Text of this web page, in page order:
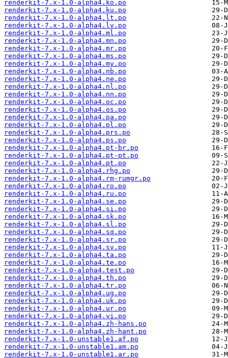
renderkit-7.x-1.0-alpha4.ko.po
renderkit-7.x-1.0-alpha4.ku.po
renderkit-7.x-1.0-alpha4.lt.po
renderkit-7.x-1.0-alpha4.lv.po
renderkit-7.x-1.0-alpha4.ml.po
renderkit-7.x-1.0-alpha4.mn.po
renderkit-7.x-1.0-alpha4.mr.po
renderkit-7.x-1.0-alpha4.ms.po
renderkit-7.x-1.0-alpha4.my.po
renderkit-7.x-1.0-alpha4.nb.po
renderkit-7.x-1.0-alpha4.ne.po
renderkit-7.x-1.0-alpha4.nl.po
renderkit-7.x-1.0-alpha4.nn.po
renderkit-7.x-1.0-alpha4.oc.po
renderkit-7.x-1.0-alpha4.os.po
renderkit-7.x-1.0-alpha4.pa.po
renderkit-7.x-1.0-alpha4.pl.po
renderkit-7.x-1.0-alpha4.prs.po
renderkit-7.x-1.0-alpha4.ps.po
renderkit-7.x-1.0-alpha4.pt-br.po
renderkit-7.x-1.0-alpha4.pt-pt.po
renderkit-7.x-1.0-alpha4.pt.po
renderkit-7.x-1.0-alpha4.rhg.po
renderkit-7.x-1.0-alpha4.rm-rumgr.po
renderkit-7.x-1.0-alpha4.ro.po
renderkit-7.x-1.0-alpha4.ru.po
renderkit-7.x-1.0-alpha4.se.po
renderkit-7.x-1.0-alpha4.si.po
renderkit-7.x-1.0-alpha4.sk.po
renderkit-7.x-1.0-alpha4.sl.po
renderkit-7.x-1.0-alpha4.sq.po
renderkit-7.x-1.0-alpha4.sr.po
renderkit-7.x-1.0-alpha4.sv.po
renderkit-7.x-1.0-alpha4.ta.po
renderkit-7.x-1.0-alpha4.te.po
renderkit-7.x-1.0-alpha4.test.po
renderkit-7.x-1.0-alpha4.th.po
renderkit-7.x-1.0-alpha4.tr.po
renderkit-7.x-1.0-alpha4.ug.po
renderkit-7.x-1.0-alpha4.uk.po
renderkit-7.x-1.0-alpha4.ur.po
renderkit-7.x-1.0-alpha4.vi.po
renderkit-7.x-1.0-alpha4.zh-hans.po
renderkit-7.x-1.0-alpha4.zh-hant.po
renderkit-7.x-1.0-unstable1.af.po
renderkit-7.x-1.0-unstable1.am.po
renderkit-7.x-1.0-unstable1.ar.po